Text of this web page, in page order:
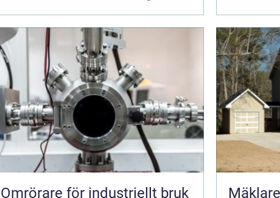
Omrörare för industriellt bruk
Mäklare